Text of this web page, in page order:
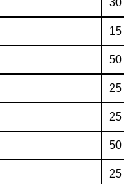
30
50
50